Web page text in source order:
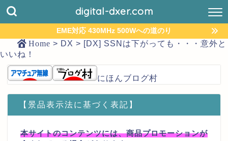
digital-dxer.com
EME対応 430MHz 500Wへの道のり
Home > DX > [DX] SSNは下がっても・・・意外と
いいね！
にほんブログ村
【景品表示法に基づく表記】
本サイトのコンテンツには、商品プロモーションが